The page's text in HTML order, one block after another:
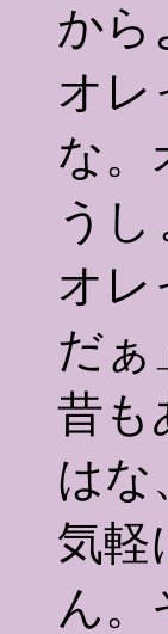
から
オレ
な。
うし
オレ
だぁ
昔も
はな
気軽
ん。